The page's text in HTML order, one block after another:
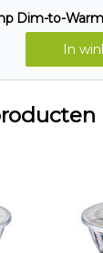
Dim-to-Warm
In